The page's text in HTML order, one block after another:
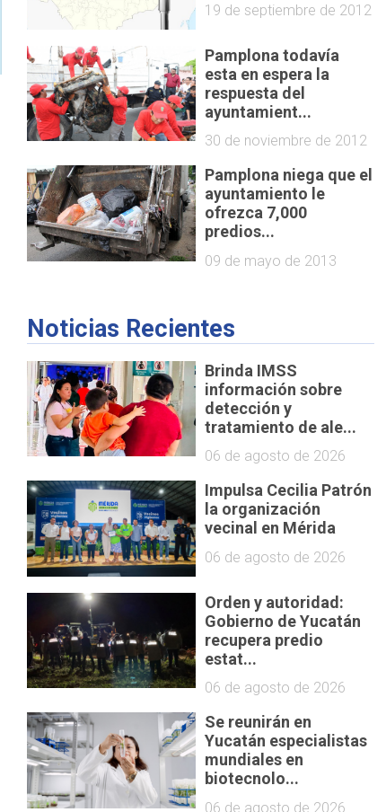
19 de septiembre de 2012
Pamplona todavía
esta en espera la
respuesta del
ayuntamient...
30 de noviembre de 2012
Pamplona niega que el
ayuntamiento le
ofrezca 7,000
predios...
09 de mayo de 2013
Noticias Recientes
Brinda IMSS
información sobre
detección y
tratamiento de ale...
06 de agosto de 2026
Impulsa Cecilia Patrón
la organización
vecinal en Mérida
06 de agosto de 2026
Orden y autoridad:
Gobierno de Yucatán
recupera predio
estat...
06 de agosto de 2026
Se reunirán en
Yucatán especialistas
mundiales en
biotecnolo...
06 de agosto de 2026